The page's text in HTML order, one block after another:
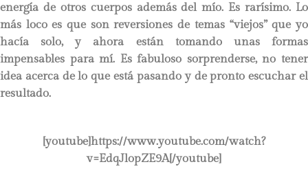
energía de otros cuerpos además del mío. Es rarísimo. Lo
más loco es que son reversiones de temas “viejos” que yo
hacía solo, y ahora están tomando unas formas
impensables para mí. Es fabuloso sorprenderse, no tener
idea acerca de lo que está pasando y de pronto escuchar el
resultado.
[youtube]https://www.youtube.com/watch?
v=EdqJlopZE9A[/youtube]